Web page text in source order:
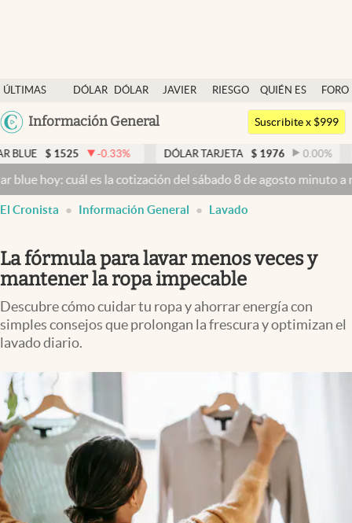
ÚLTIMAS
NOTICIAS
DÓLAR
DÓLAR
JAVIER
RIESGO
QUIÉN ES
QUIÉN
FORO
Argentina
México
Información General
Dólar
Members
Economía y Política
Finanzas y Mercados
Mercados Online
Columnistas
Otras secciones
Apertura
Clima
Mundial 2026
Eventos Corporativos
El Cronista Studio
Suscribite x $999
-0.33% DÓLAR TARJETA $ 1976 0.00% DÓLAR
es la cotización del sábado 8 de agosto minuto a minuto
El Cronista Información General Lavado
La fórmula para lavar menos veces y
mantener la ropa impecable
Descubre cómo cuidar tu ropa y ahorrar energía con
simples consejos que prolongan la frescura y optimizan el
lavado diario.